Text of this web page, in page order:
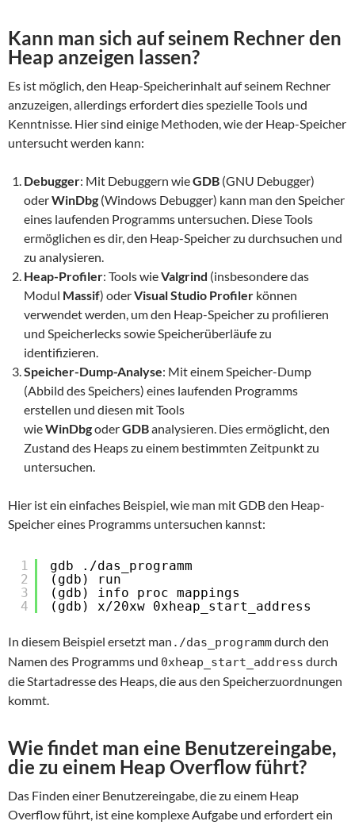
Kann man sich auf seinem Rechner den
Heap anzeigen lassen?
Es ist möglich, den Heap-Speicherinhalt auf seinem Rechner
anzuzeigen, allerdings erfordert dies spezielle Tools und
Kenntnisse. Hier sind einige Methoden, wie der Heap-Speicher
untersucht werden kann:
Debugger: Mit Debuggern wieGDB (GNU Debugger)
oderWinDbg (Windows Debugger) kann man den Speicher
eines laufenden Programms untersuchen. Diese Tools
ermöglichen es dir, den Heap-Speicher zu durchsuchen und
zu analysieren.
Heap-Profiler: Tools wieValgrind (insbesondere das
Modul Massif) oderVisual Studio Profiler können
verwendet werden, um den Heap-Speicher zu profilieren
und Speicherlecks sowie Speicherüberläufe zu
identifizieren.
Speicher-Dump-Analyse: Mit einem Speicher-Dump
(Abbild des Speichers) eines laufenden Programms
erstellen und diesen mit Tools
wieWinDbgoderGDBanalysieren. Dies ermöglicht, den
Zustand des Heaps zu einem bestimmten Zeitpunkt zu
untersuchen.
Hier ist ein einfaches Beispiel, wie man mit GDB den Heap-
Speicher eines Programms untersuchen kannst:
1
2
3
4
gdb ./das_programm
(gdb) run
(gdb) info proc mappings
(gdb) x/20xw 0xheap_start_address
In diesem Beispiel ersetzt man ./das_programmdurch den
Namen des Programms und 0xheap_start_address durch
die Startadresse des Heaps, die aus den Speicherzuordnungen
kommt.
Wie findet man eine Benutzereingabe,
die zu einem Heap Overflow führt?
Das Finden einer Benutzereingabe, die zu einem Heap
Overflow führt, ist eine komplexe Aufgabe und erfordert ein